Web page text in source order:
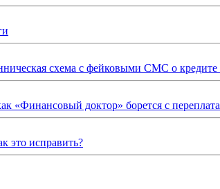
схема с фейковыми СМС о кредите
«Финансовый доктор» борется с
это исправить?